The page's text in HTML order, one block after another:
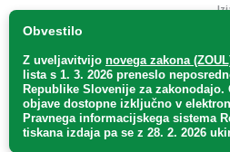
Obvestilo
Z uveljavitvijo novega zakona
lista s 1. 3. 2026 preneslo
Republike Slovenije za zakonodajo.
objave dostopne izključno v
Pravnega informacijskega sistema
tiskana izdaja pa se z 28. 2. 2026
Uradni list d. o. o. – v likvidaciji / Vse pravice